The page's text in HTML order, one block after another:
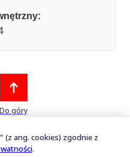
Do góry
(z ang. cookies) zgodnie z
.